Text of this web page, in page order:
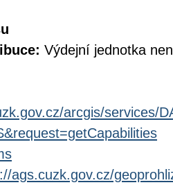
Výdejní jednotka
arcgis/services/
ags.cuzk.gov.cz/